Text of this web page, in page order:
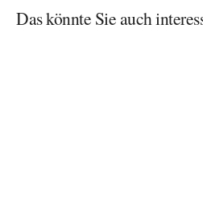
Das könnte Sie auch